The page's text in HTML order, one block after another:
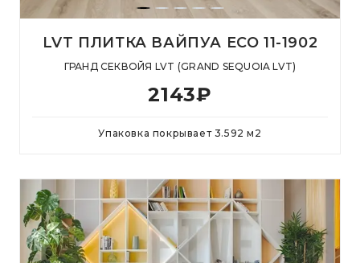
LVT ПЛИТКА ВАЙПУА ECO 11-1902
ГРАНД СЕКВОЙЯ LVT (GRAND SEQUOIA LVT)
2143₽
Упаковка покрывает 3.592 м 2